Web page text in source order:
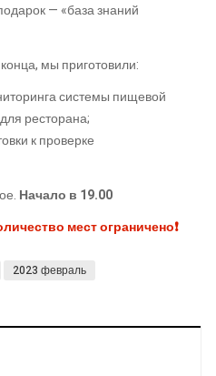
— «база знаний
мы приготовили:
системы пищевой
ресторана;
к проверке
Начало в 19.00
мест ограничено❗️
2023 февраль